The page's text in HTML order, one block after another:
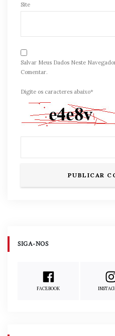
Site
Salvar Meus Dados Neste
Comentar.
Digite os caracteres abaixo*
SIGA-NOS
FACEBOOK